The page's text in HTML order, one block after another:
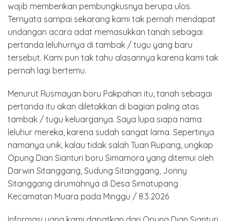
wajib memberikan pembungkusnya berupa ulos.
Ternyata sampai sekarang kami tak pernah mendapat
undangan acara adat memasukkan tanah sebagai
pertanda leluhurnya di tambak / tugu yang baru
tersebut. Kami pun tak tahu alasannya karena kami tak
pernah lagi bertemu.
Menurut Rusmayan boru Pakpahan itu, tanah sebagai
pertanda itu akan diletakkan di bagian paling atas
tambak / tugu keluarganya. Saya lupa siapa nama
leluhur mereka, karena sudah sangat lama. Sepertinya
namanya unik, kalau tidak salah Tuan Rupang, ungkap
Opung Dian Sianturi boru Simamora yang ditemui oleh
Darwin Sitanggang, Sudung Sitanggang, Jonny
Sitanggang dirumahnya di Desa Simatupang
Kecamatan Muara pada Minggu / 8.3.2026